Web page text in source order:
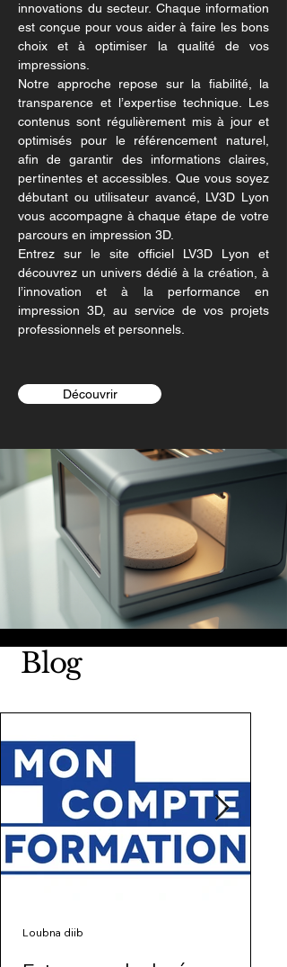
innovations du secteur. Chaque information
est conçue pour vous aider à faire les bons
choix et à optimiser la qualité de vos
impressions.
Notre approche repose sur la fiabilité, la
transparence et l’expertise technique. Les
contenus sont régulièrement mis à jour et
optimisés pour le référencement naturel,
afin de garantir des informations claires,
pertinentes et accessibles. Que vous soyez
débutant ou utilisateur avancé, LV3D Lyon
vous accompagne à chaque étape de votre
parcours en impression 3D.
Entrez sur le site officiel LV3D Lyon et
découvrez un univers dédié à la création, à
l’innovation et à la performance en
impression 3D, au service de vos projets
professionnels et personnels.
Découvrir
Blog
Loubna diib